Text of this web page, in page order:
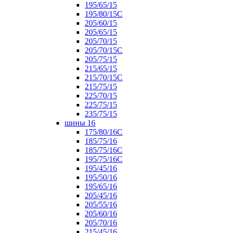
195/65/15
195/80/15С
205/60/15
205/65/15
205/70/15
205/70/15С
205/75/15
215/65/15
215/70/15C
215/75/15
225/70/15
225/75/15
235/75/15
шины 16
175/80/16С
185/75/16
185/75/16С
195/75/16С
195/45/16
195/50/16
195/65/16
205/45/16
205/55/16
205/60/16
205/70/16